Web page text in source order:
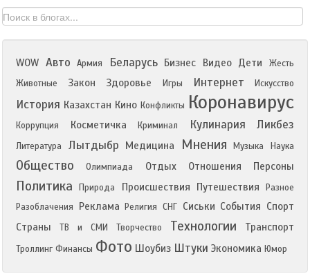
WOW Авто Армия Беларусь Бизнес Видео Дети
Жесть
Животные
Закон Здоровье Игры Интернет Искусство
История Казахстан Кино Конфликты Коронавирус
Коррупция Косметичка Криминал Кулинария Ликбез
Литература Лытдыбр Медицина Мнения Музыка Наука
Общество Олимпиада Отдых Отношения Персоны
Политика Природа Происшествия Путешествия
Разное
Разоблачения
Реклама Религия СНГ Сиськи События Спорт
Страны
ТВ и СМИ Творчество Технологии Транспорт
Троллинг Финансы Фото Шоубиз Штуки Экономика Юмор